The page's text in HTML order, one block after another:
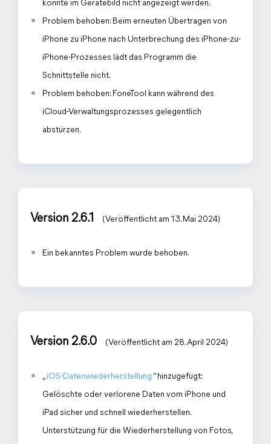
konnte im Gerätebild nicht angezeigt werden.
Problem behoben: Beim erneuten Übertragen von
iPhone zu iPhone nach Unterbrechung des iPhone-zu-
iPhone-Prozesses lädt das Programm die
Schnittstelle nicht.
Problem behoben: FoneTool kann während des
iCloud-Verwaltungsprozesses gelegentlich
abstürzen.
Version 2.6.1 (Veröffentlicht am 13. Mai 2024)
Ein bekanntes Problem wurde behoben.
Version 2.6.0 (Veröffentlicht am 28. April 2024)
„ iOS-Datenwiederherstellung “ hinzugefügt:
Gelöschte oder verlorene Daten vom iPhone und
iPad sicher und schnell wiederherstellen.
Unterstützung für die Wiederherstellung von Fotos,